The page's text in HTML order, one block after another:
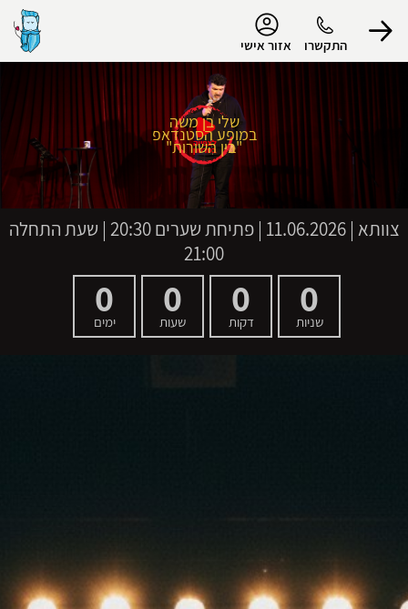
התקשרו אזור אישי
הפרופיל שלי
התנתק
שלי בן משה
במופע הסטנדאפ
"בין השורות"
צוותא |
11.06.2026 | פתיחת שערים 20:30 | שעת התחלה
21:00
0
שניות
0
דקות
0
שעות
0
ימים